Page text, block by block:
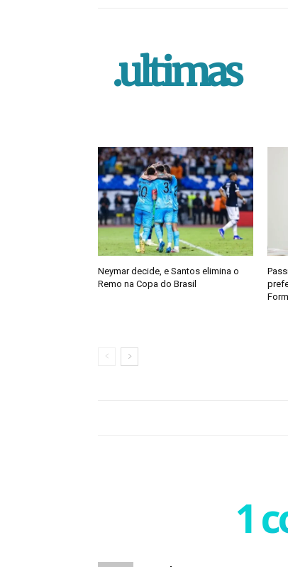
.ultimas
Neymar decide, e Santos elimina o
Remo na Copa do Brasil
1